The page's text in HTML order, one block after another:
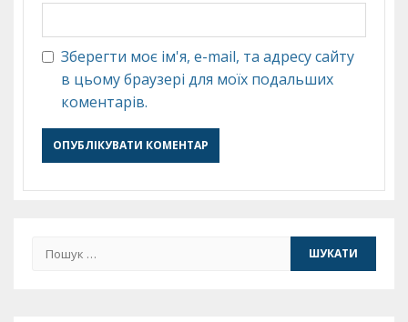
Зберегти моє ім'я, e-mail, та адресу сайту
в цьому браузері для моїх подальших
коментарів.
Пошук: